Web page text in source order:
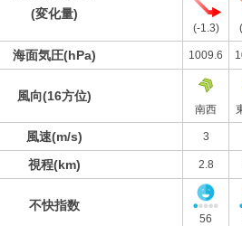
(変化量)
(-1.3)
海面気圧(hPa) 1009.6
風向(16方位)
南西
風速(m/s) 3
視程(km) 2.8
不快指数
56